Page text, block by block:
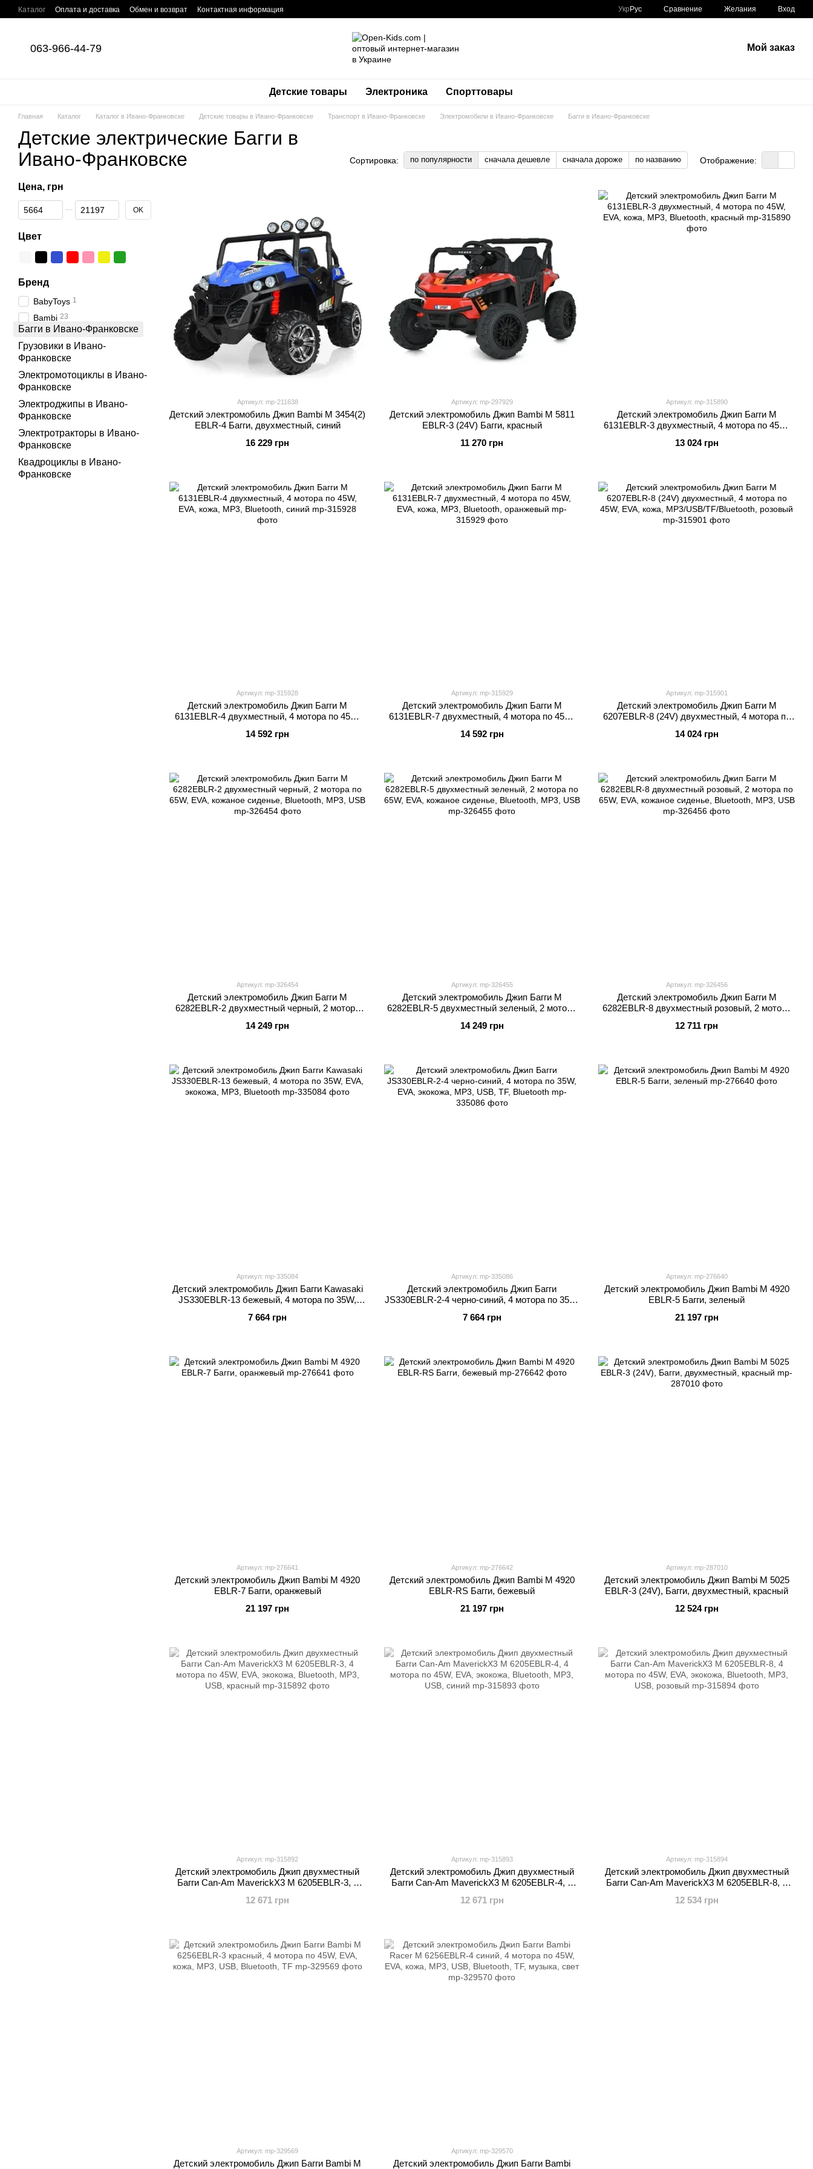
Перейти к основному контенту
Каталог Оплата и доставка Обмен и возврат Контактная информация Укр Рус Сравнение Желания Вход
063-966-44-79 Мой заказ
Детские товары Электроника Спорттовары
Главная Каталог Каталог в Ивано-Франковске Детские товары в Ивано-Франковске Транспорт в Ивано-Франковске Электромобили в Ивано-Франковске Багги в Ивано-Франковске
Детские электрические Багги в
Ивано-Франковске
Сортировка: по популярности сначала дешевле сначала дороже по названию Отображение:
Артикул: mp-211638
Детский электромобиль Джип Bambi M 3454(2)
EBLR-4 Багги, двухместный, синий
16 229 грн
Артикул: mp-297929
Детский электромобиль Джип Bambi M 5811
EBLR-3 (24V) Багги, красный
11 270 грн
Артикул: mp-315890
Детский электромобиль Джип Багги M
6131EBLR-3 двухместный, 4 мотора по 45W,
13 024 грн
Артикул: mp-315928
Детский электромобиль Джип Багги M
6131EBLR-4 двухместный, 4 мотора по 45W,
14 592 грн
Артикул: mp-315929
Детский электромобиль Джип Багги M
6131EBLR-7 двухместный, 4 мотора по 45W,
14 592 грн
Артикул: mp-315901
Детский электромобиль Джип Багги M
6207EBLR-8 (24V) двухместный, 4 мотора по
розовый
14 024 грн
Артикул: mp-326454
Детский электромобиль Джип Багги M
6282EBLR-2 двухместный черный, 2 мотора
USB
14 249 грн
Артикул: mp-326455
Детский электромобиль Джип Багги M
6282EBLR-5 двухместный зеленый, 2 мотора
USB
14 249 грн
Артикул: mp-326456
Детский электромобиль Джип Багги M
6282EBLR-8 двухместный розовый, 2 мотора
USB
12 711 грн
Артикул: mp-335084
Детский электромобиль Джип Багги Kawasaki
JS330EBLR-13 бежевый, 4 мотора по 35W,
7 664 грн
Артикул: mp-335086
Детский электромобиль Джип Багги
JS330EBLR-2-4 черно-синий, 4 мотора по 35W,
7 664 грн
Артикул: mp-276640
Детский электромобиль Джип Bambi M 4920
EBLR-5 Багги, зеленый
21 197 грн
Артикул: mp-276641
Детский электромобиль Джип Bambi M 4920
EBLR-7 Багги, оранжевый
21 197 грн
Артикул: mp-276642
Детский электромобиль Джип Bambi M 4920
EBLR-RS Багги, бежевый
21 197 грн
Артикул: mp-287010
Детский электромобиль Джип Bambi M 5025
EBLR-3 (24V), Багги, двухместный, красный
12 524 грн
Артикул: mp-315892
Детский электромобиль Джип двухместный
Багги Can-Am MaverickX3 M 6205EBLR-3, 4
USB, красный
12 671 грн
Артикул: mp-315893
Детский электромобиль Джип двухместный
Багги Can-Am MaverickX3 M 6205EBLR-4, 4
USB, синий
12 671 грн
Артикул: mp-315894
Детский электромобиль Джип двухместный
Багги Can-Am MaverickX3 M 6205EBLR-8, 4
USB, розовый
12 534 грн
Артикул: mp-329569
Детский электромобиль Джип Багги Bambi M
Артикул: mp-329570
Детский электромобиль Джип Багги Bambi
Цена, грн
От Цена, грн
До Цена, грн OK
Цвет
Бренд
BabyToys 1
Bambi 23
Багги в Ивано-Франковске
Грузовики в Ивано-
Франковске
Электромотоциклы в Ивано-
Франковске
Электроджипы в Ивано-
Франковске
Электротракторы в Ивано-
Франковске
Квадроциклы в Ивано-
Франковске